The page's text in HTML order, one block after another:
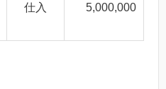
仕入 5,000,000